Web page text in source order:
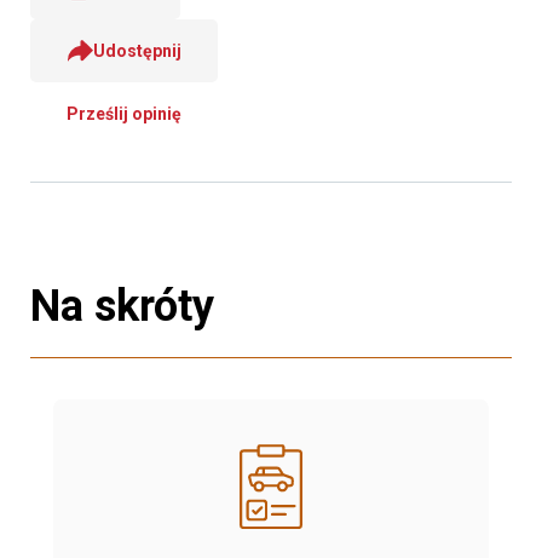
Udostępnij
Prześlij opinię
Na skróty